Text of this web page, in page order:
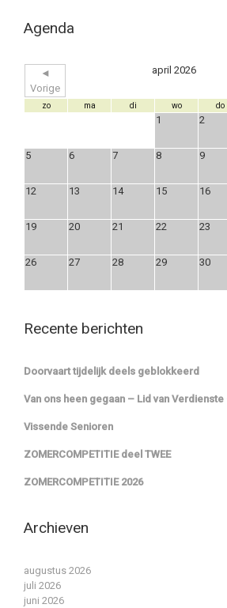
Agenda
◄
Vorige
april 2026
zo ma di wo do
1 2
5 6 7 8 9
12 13 14 15 16
19 20 21 22 23
26 27 28 29 30
Recente berichten
Doorvaart tijdelijk deels geblokkeerd
Van ons heen gegaan – Lid van
Vissende Senioren
ZOMERCOMPETITIE deel TWEE
ZOMERCOMPETITIE 2026
Archieven
augustus 2026
juli 2026
juni 2026